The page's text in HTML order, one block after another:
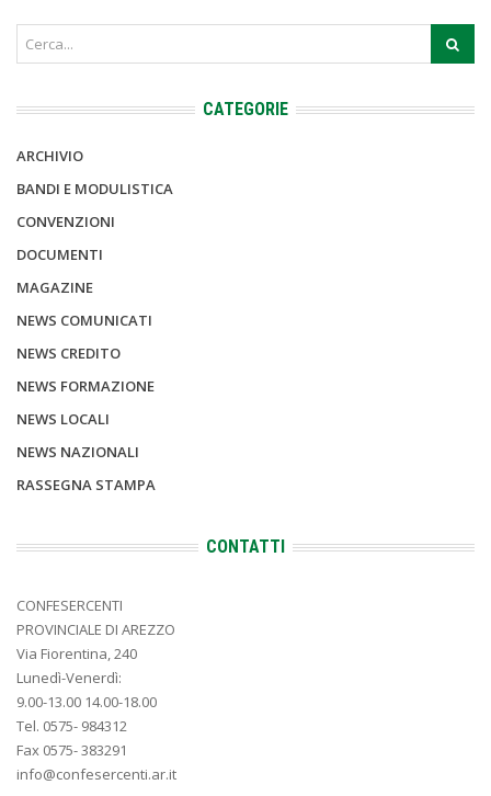
CATEGORIE
ARCHIVIO
BANDI E MODULISTICA
CONVENZIONI
DOCUMENTI
MAGAZINE
NEWS COMUNICATI
NEWS CREDITO
NEWS FORMAZIONE
NEWS LOCALI
NEWS NAZIONALI
RASSEGNA STAMPA
CONTATTI
CONFESERCENTI
PROVINCIALE DI AREZZO
Via Fiorentina, 240
Lunedì-Venerdì:
9.00-13.00 14.00-18.00
Tel. 0575- 984312
Fax 0575- 383291
info@confesercenti.ar.it